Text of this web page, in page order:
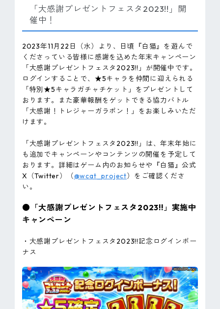
「大感謝プレゼントフェスタ2023!!」開
催中！
2023年11月22日（水）より、日頃『白猫』を遊んで
くださっている皆様に感謝を込めた年末キャンペーン
「大感謝プレゼントフェスタ2023!!」が開催中です。
ログインすることで、★5キャラを仲間に迎えられる
「特別★5キャラガチャチケット」をプレゼントして
おります。また豪華報酬をゲットできる協力バトル
「大感謝！トレジャーガラポン！」をお楽しみいただ
けます。
「大感謝プレゼントフェスタ2023!!」は、年末年始に
も追加でキャンペーンやコンテンツの開催を予定して
おります。詳細はゲーム内のお知らせや『白猫』公式
X（Twitter）（@wcat_project）をご確認くださ
い。
●「大感謝プレゼントフェスタ2023!!」実施中
キャンペーン
・大感謝プレゼントフェスタ2023!!記念ログインボー
ナス